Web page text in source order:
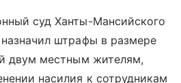
суд Ханты-Мансийского
штрафы в размере
двум местным жителям,
насилия к сотрудникам